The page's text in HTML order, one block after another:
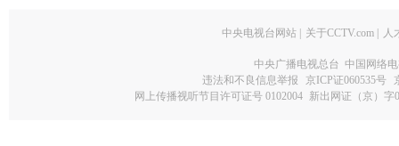
中央电视台网站 关于CCTV.com 人
中央广播电视总台 中国网络
违法和不良信息举报
京ICP证060535号
网上传播视听节目许可证号 0102004 新出网证（京）